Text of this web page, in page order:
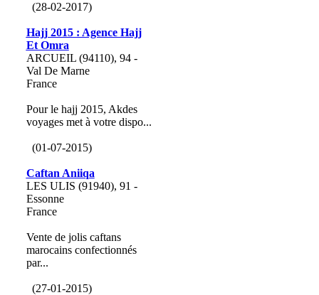
(28-02-2017)
Hajj 2015 : Agence Hajj
Et Omra
ARCUEIL (94110), 94 -
Val De Marne
France
Pour le hajj 2015, Akdes
voyages met à votre dispo...
(01-07-2015)
Caftan Aniiqa
LES ULIS (91940), 91 -
Essonne
France
Vente de jolis caftans
marocains confectionnés
par...
(27-01-2015)